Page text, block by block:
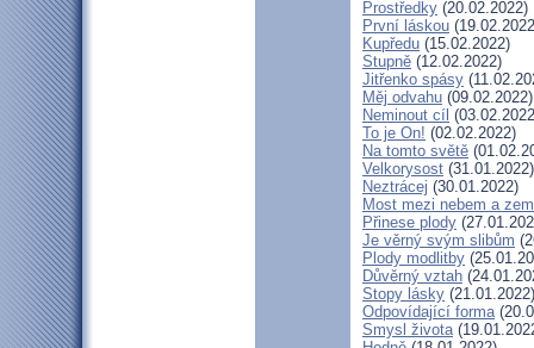
Prostředky (20.02.2022)
První láskou
Kupředu (15.02.2022)
Stupně (12.02.2022)
Jitřenko spásy
Měj odvahu (09.02.2022)
Neminout cíl
To je On! (02.02.2022)
Na tomto světě
Velkorysost (31.01.2022)
Neztrácej (30.01.2022)
Most mezi nebem a
Přinese plody
Je věrný svým slibům
Plody modlitby
Důvěrný vztah
Stopy lásky (21.01.2022)
Odpovídající forma
Smysl života